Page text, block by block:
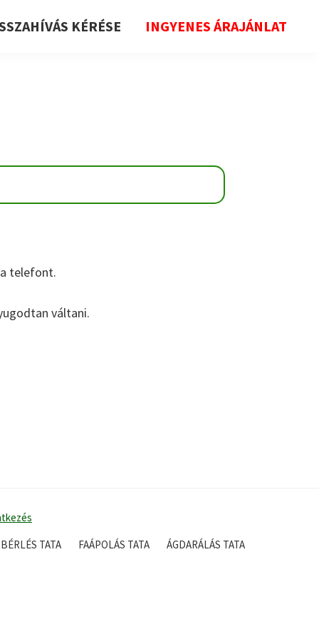
KÉRÉSE INGYENES ÁRAJÁNLAT
telefont.
váltani.
TATA
FAÁPOLÁS TATA ÁGDARÁLÁS TATA